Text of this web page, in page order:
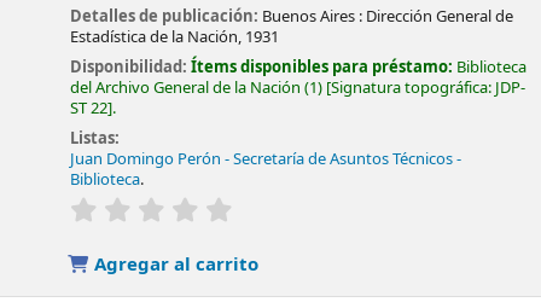
Detalles de publicación: Buenos Aires : Dirección General de
Estadística de la Nación, 1931
Disponibilidad:Ítems disponibles para préstamo: Biblioteca
del Archivo General de la Nación (1) Signatura topográfica: JDP-
ST 22 .
Listas:
Juan Domingo Perón - Secretaría de Asuntos Técnicos -
Biblioteca.
valoración
Agregar al carrito